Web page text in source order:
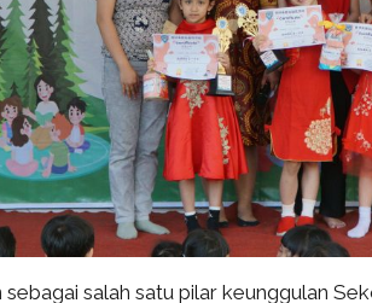
sebagai salah satu pilar keunggulan